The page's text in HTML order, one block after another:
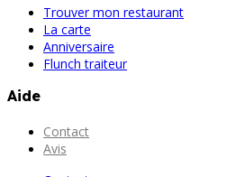
Trouver mon restaurant
La carte
Anniversaire
Flunch traiteur
Aide
Contact
Avis